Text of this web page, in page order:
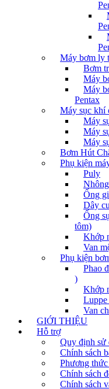
Máy bơm ly
Bơm
Máy
Máy
Pentax
Máy sục khí
Máy
Máy
Máy
Bơm Hút
Phụ kiện
Puly
Ống
Dây
Ống
tôm)
Khớp
Van
Phụ kiện
Phao
)
Khớp
Van
GIỚI THIỆU
Hỗ trợ
Quy định sử
Chính sách
Phương
Chính sách
Chính sách